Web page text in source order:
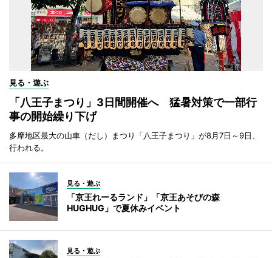
見る・遊ぶ
「八王子まつり」3日間開催へ 猛暑対策で一部行
事の開始繰り下げ
多摩地区最大の山車（だし）まつり「八王子まつり」が8月7日～9日、
行われる。
見る・遊ぶ
「京王れーるランド」「京王あそびの森
HUGHUG」で夏休みイベント
見る・遊ぶ